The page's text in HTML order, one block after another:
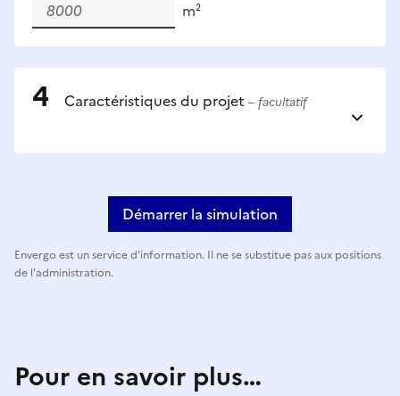
m²
Caractéristiques du projet – facultatif
Démarrer la simulation
Envergo est un service d'information. Il ne se substitue pas aux positions
de l'administration.
Pour en savoir plus…